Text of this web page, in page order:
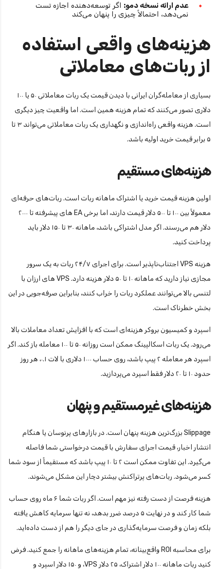
عدم ارائه نسخه دمو: اگر توسعه‌دهنده اجازه تست
نمی‌دهد، احتمالاً چیزی را پنهان می‌کند
هزینه‌های واقعی استفاده
از ربات‌های معاملاتی
بسیاری از معامله‌گران ایرانی با دیدن قیمت یک ربات معاملاتی ۵۰ یا ۱۰۰
دلاری تصور می‌کنند که تمام هزینه همین است. اما واقعیت چیز دیگری
است. هزینه واقعی راه‌اندازی و نگهداری یک ربات معاملاتی می‌تواند ۳ تا
۵ برابر قیمت خرید اولیه باشد.
هزینه‌های مستقیم
اولین هزینه قیمت خرید یا اشتراک ماهانه ربات است. ربات‌های حرفه‌ای
معمولاً بین ۱۰۰ تا ۵۰۰ دلار قیمت دارند، اما برخی EA های پیشرفته تا ۲۰۰۰
دلار هم می‌رسند. اگر مدل اشتراکی باشد، ماهانه ۳۰ تا ۱۵۰ دلار باید
پرداخت کنید.
هزینه VPS اجتناب‌ناپذیر است. برای اجرای ۲۴/۷ ربات به یک سرور
مجازی نیاز دارید که ماهانه ۱۰ تا ۵۰ دلار هزینه دارد. VPS های ارزان با
لتنسی بالا می‌توانند عملکرد ربات را خراب کنند، بنابراین صرفه‌جویی در این
بخش خطرناک است.
اسپرد و کمیسیون بروکر هزینه‌ای است که با افزایش تعداد معاملات بالا
می‌رود. یک ربات اسکالپینگ ممکن است روزانه ۵۰ تا ۱۰۰ معامله باز کند. اگر
اسپرد هر معامله ۲ پیپ باشد، روی حساب ۱۰۰۰ دلاری با لات ۰.۱، هر روز
حدود ۱۰ تا ۲۰ دلار فقط اسپرد می‌پردازید.
هزینه‌های غیرمستقیم و پنهان
Slippage بزرگ‌ترین هزینه پنهان است. در بازارهای پرنوسان یا هنگام
انتشار اخبار، قیمت اجرای سفارش با قیمت درخواستی شما فاصله
می‌گیرد. این تفاوت ممکن است ۲ تا ۱۰ پیپ باشد که مستقیماً از سود شما
کسر می‌شود. ربات‌های پرتراکنش بیشتر دچار این مشکل می‌شوند.
هزینه فرصت از دست رفته نیز مهم است. اگر ربات شما ۶ ماه روی حساب
شما کار کند و در نهایت ۵ درصد ضرر بدهد، نه تنها سرمایه کاهش یافته
بلکه زمان و فرصت سرمایه‌گذاری در جای دیگر را هم از دست داده‌اید.
برای محاسبه ROI واقع‌بینانه، تمام هزینه‌های ماهانه را جمع کنید. فرض
کنید ربات ماهانه ۱۰۰ دلار اشتراک، ۲۵ دلار VPS، و ۱۵۰ دلار اسپرد و